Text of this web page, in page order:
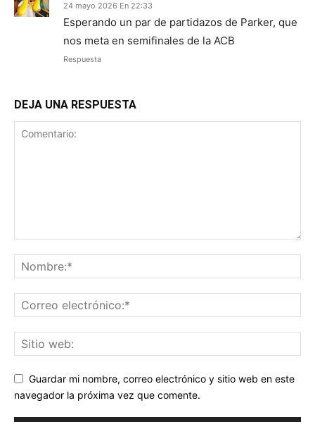
24 mayo 2026 En 22:33
Esperando un par de partidazos de Parker, que
nos meta en semifinales de la ACB
Respuesta
DEJA UNA RESPUESTA
Guardar mi nombre, correo electrónico y sitio web en este
navegador la próxima vez que comente.